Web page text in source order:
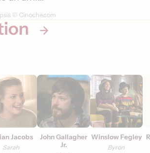
© Cinoche.com
Jacobs
Sarah
John Gallagher
Jr.
Winslow Fegley
Byron